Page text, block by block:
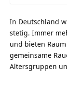
In Deutschland
stetig. Immer
und bieten
gemeinsame
Altersgruppen